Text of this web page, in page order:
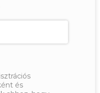
és